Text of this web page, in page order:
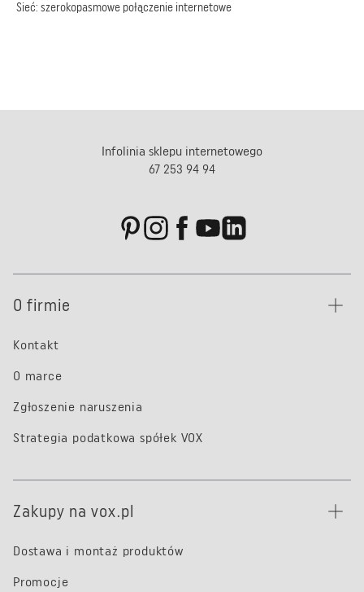
Sieć: szerokopasmowe połączenie internetowe
Infolinia sklepu internetowego
67 253 94 94
O firmie
Kontakt
O marce
Zgłoszenie naruszenia
Strategia podatkowa spółek VOX
Zakupy na vox.pl
Dostawa i montaż produktów
Promocje